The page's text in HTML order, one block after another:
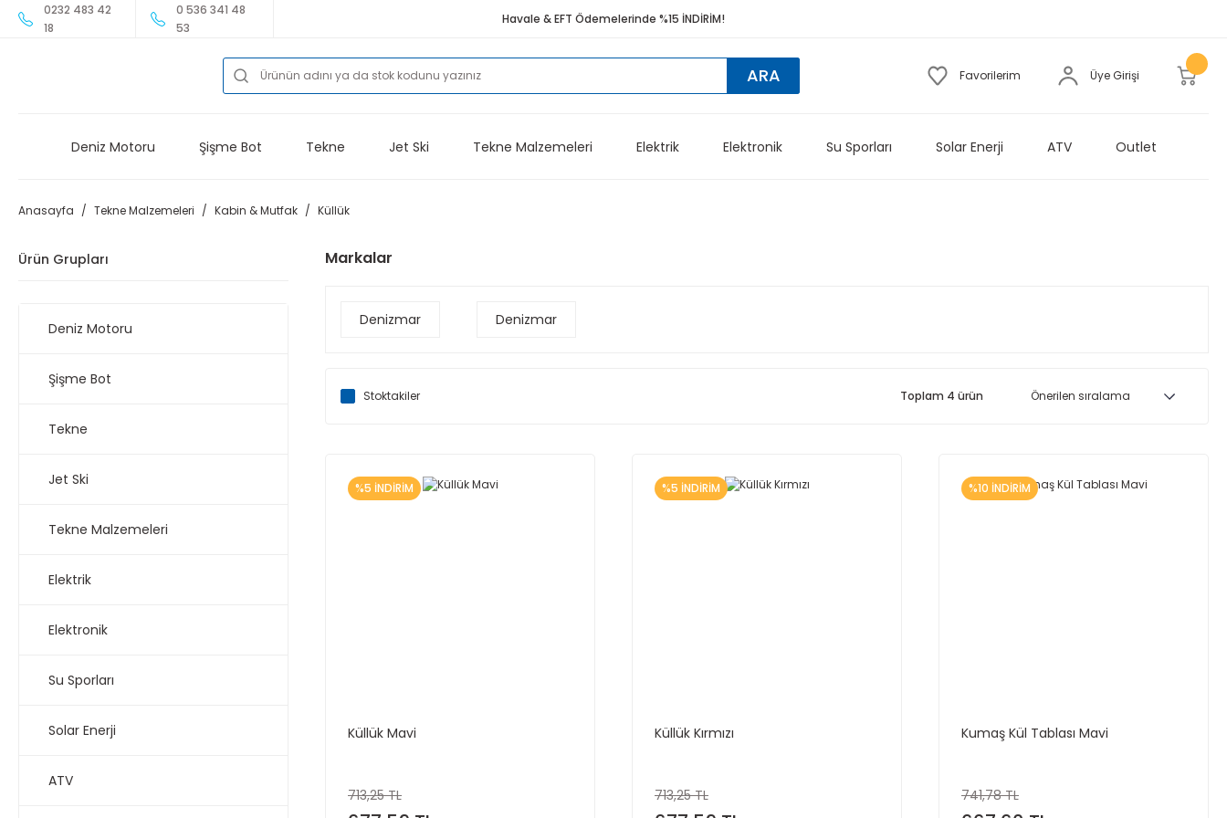
0232 483 42
18
0 536 341 48
53
Havale & EFT Ödemelerinde %15 İNDİRİM!
ARA Favorilerim Üye Girişi
Deniz Motoru Şişme Bot Tekne Jet Ski Tekne Malzemeleri Elektrik Elektronik Su Sporları Solar Enerji ATV Outlet
Anasayfa Tekne Malzemeleri Kabin & Mutfak Küllük
Ürün Grupları
Deniz Motoru
Şişme Bot
Tekne
Jet Ski
Tekne Malzemeleri
Elektrik
Elektronik
Su Sporları
Solar Enerji
ATV
Markalar
Denizmar Denizmar
Stoktakiler Toplam 4 ürün
%5 İNDİRİM
Küllük Mavi
713,25 TL
%5 İNDİRİM
Küllük Kırmızı
713,25 TL
%10 İNDİRİM
Kumaş Kül Tablası Mavi
741,78 TL